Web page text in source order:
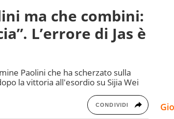
ma che combini:
L’errore di Jas è
Paolini che ha scherzato sulla
la vittoria all'esordio su Sijia Wei
CONDIVIDI